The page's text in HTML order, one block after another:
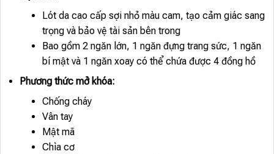
Lót da cao cấp sợi nhỏ màu cam, tạo cảm giác sang
trọng và bảo vệ tài sản bên trong
Bao gồm 2 ngăn lớn, 1 ngăn đựng trang sức, 1 ngăn
bí mật và 1 ngăn xoay có thể chứa được 4 đồng hồ
Phương thức mở khóa:
Chống cháy
Vân tay
Mật mã
Chìa cơ